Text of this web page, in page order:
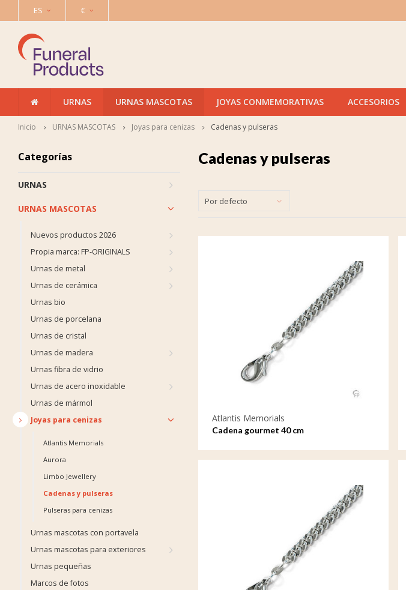
ES €
URNAS URNAS MASCOTAS JOYAS CONMEMORATIVAS ACCESORIOS
Inicio URNAS MASCOTAS Joyas para cenizas Cadenas y pulseras
Categorías
URNAS
URNAS MASCOTAS
Nuevos productos 2026
Propia marca: FP-ORIGINALS
Urnas de metal
Urnas de cerámica
Urnas bio
Urnas de porcelana
Urnas de cristal
Urnas de madera
Urnas fibra de vidrio
Urnas de acero inoxidable
Urnas de mármol
Joyas para cenizas
Atlantis Memorials
Aurora
Limbo Jewellery
Cadenas y pulseras
Pulseras para cenizas
Urnas mascotas con portavela
Urnas mascotas para exteriores
Urnas pequeñas
Marcos de fotos
Cadenas y pulseras
Por defecto
Atlantis Memorials
Cadena gourmet 40 cm